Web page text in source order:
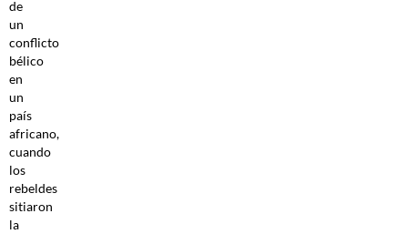
de
un
conflicto
bélico
en
un
país
africano,
cuando
los
rebeldes
sitiaron
la